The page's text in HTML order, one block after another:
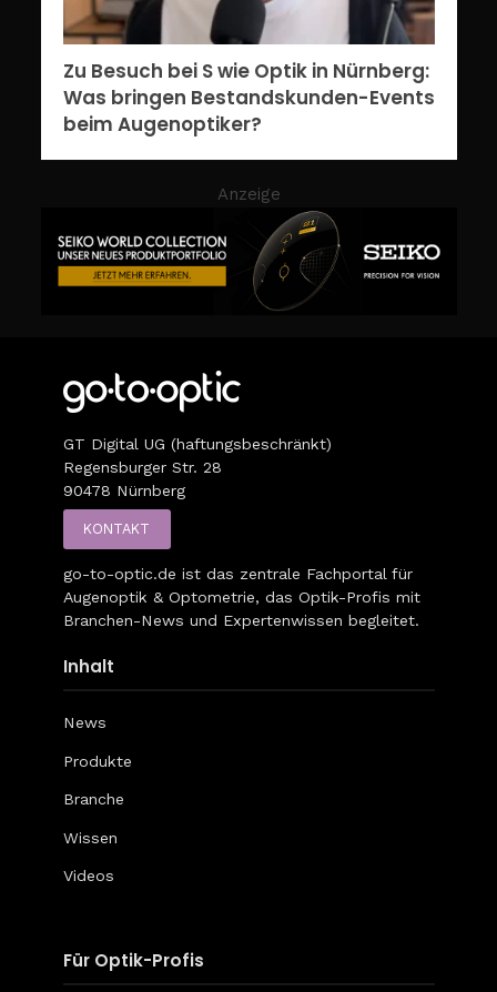
Zu Besuch bei S wie Optik in Nürnberg:
Was bringen Bestandskunden-Events
beim Augenoptiker?
Anzeige
GT Digital UG (haftungsbeschränkt)
Regensburger Str. 28
90478 Nürnberg
KONTAKT
go-to-optic.de ist das zentrale Fachportal für
Augenoptik & Optometrie, das Optik-Profis mit
Branchen-News und Expertenwissen begleitet.
Inhalt
News
Produkte
Branche
Wissen
Videos
Für Optik-Profis